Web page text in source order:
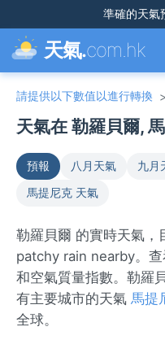
準確的天氣
天氣.com.hk
請提供以下數值以進行轉換 >
天氣在 勒羅貝爾,
預報 八月天氣 九月
馬提尼克 天氣
勒羅貝爾 的實時天氣，
patchy rain nearby。
和空氣質量指數。勒羅
有主要城市的天氣 馬提
全球。